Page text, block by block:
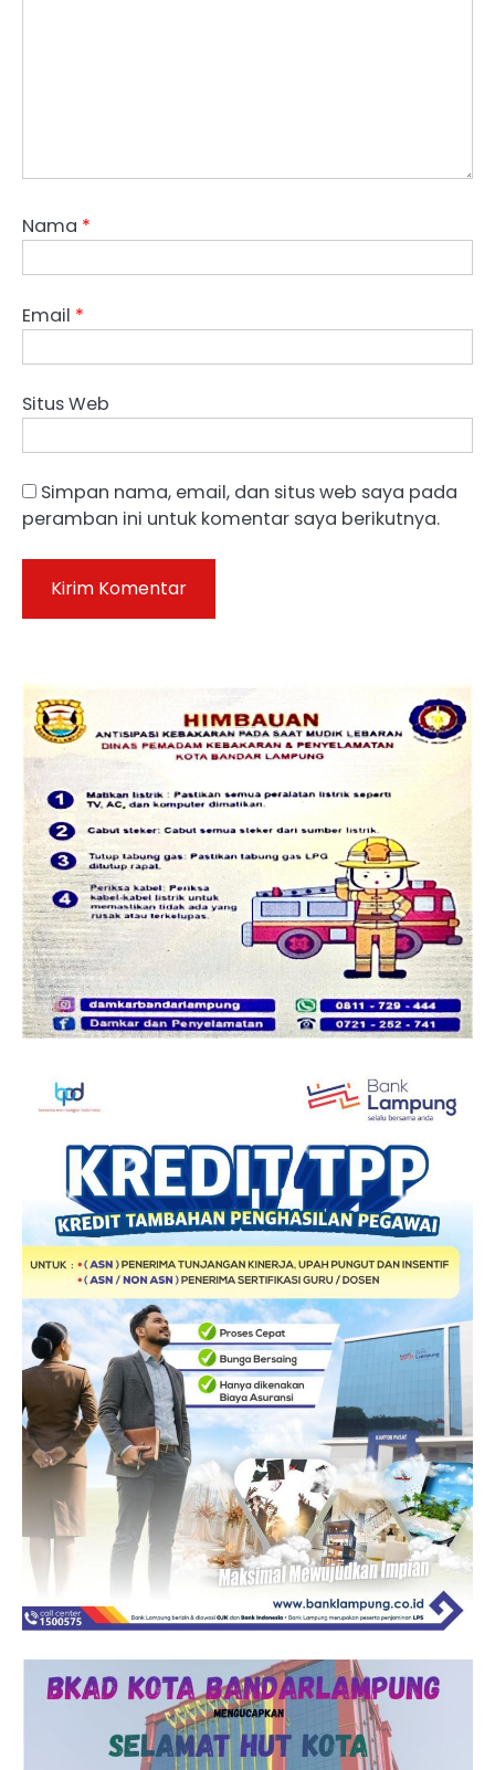
Nama *
Email *
Situs Web
Simpan nama, email, dan situs web saya pada
peramban ini untuk komentar saya berikutnya.